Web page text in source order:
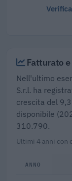
Fatturato
Nell'ultimo
S.r.l. ha
crescita del
disponibile
310.790.
Ultimi 4 anni con
ANNO